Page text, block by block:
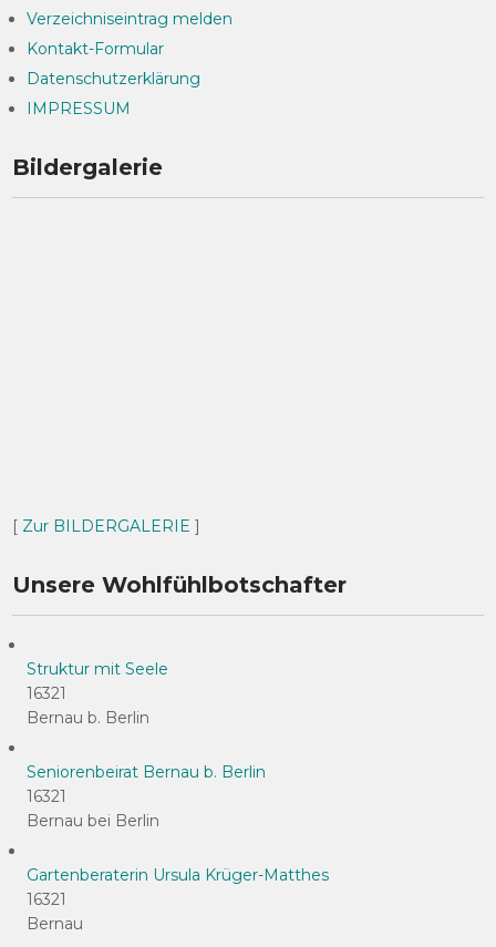
Verzeichniseintrag melden
Kontakt-Formular
Datenschutzerklärung
IMPRESSUM
Bildergalerie
[ Zur BILDERGALERIE ]
Unsere Wohlfühlbotschafter
Struktur mit Seele
16321
Bernau b. Berlin
Seniorenbeirat Bernau b. Berlin
16321
Bernau bei Berlin
Gartenberaterin Ursula Krüger-Matthes
16321
Bernau